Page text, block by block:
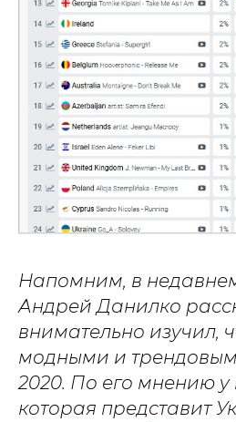
Напомним, в
Андрей Данилко
внимательно изучил,
модными и
2020. По его мнению у
которая представит